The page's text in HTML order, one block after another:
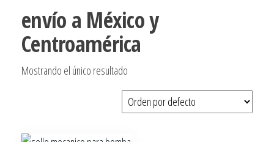
envío a México y
Centroamérica
Mostrando el único resultado